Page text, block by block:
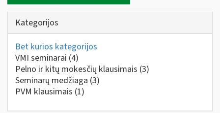
Kategorijos
Bet kurios kategorijos
VMI seminarai (4)
Pelno ir kitų mokesčių klausimais (3)
Seminarų medžiaga (3)
PVM klausimais (1)